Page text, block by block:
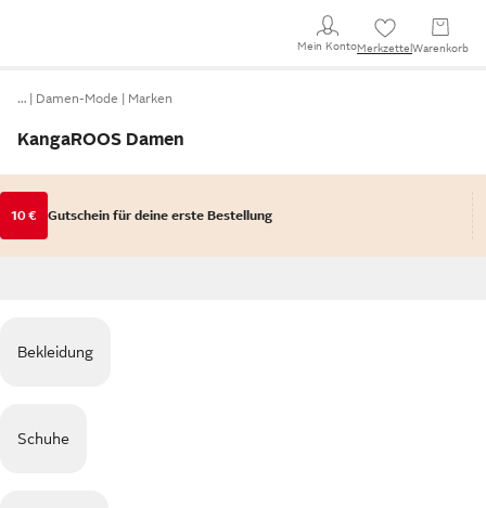
Mein KontoMerkzettel Warenkorb
… Damen-Mode Marken
KangaROOS Damen
10 € Gutschein für deine erste Bestellung
Bekleidung
Schuhe